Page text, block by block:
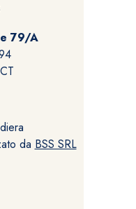
79/A
da BSS SRL